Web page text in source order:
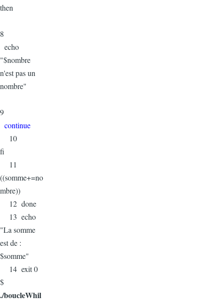
then
8
echo
"$nombre
n'est pas un
nombre"
9
continue
10
fi
11
((somme+=no
mbre))
12 done
13 echo
"La somme
est de :
$somme"
14 exit 0
$
./boucleWhil